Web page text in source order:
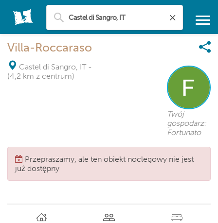
Villa-Roccaraso
Castel di Sangro, IT -
(4,2 km z centrum)
Twój
gospodarz:
Fortunato
Przepraszamy, ale ten obiekt noclegowy nie jest
już dostępny